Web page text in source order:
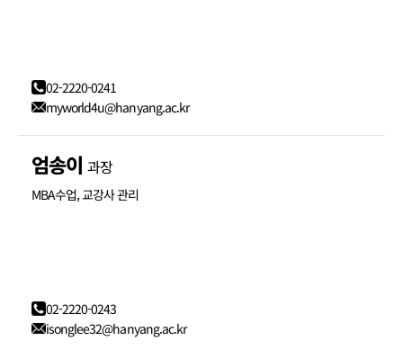
02-2220-0241
myworld4u@hanyang.ac.kr
엄송이과장
MBA수업, 교강사 관리
02-2220-0243
isonglee32@hanyang.ac.kr